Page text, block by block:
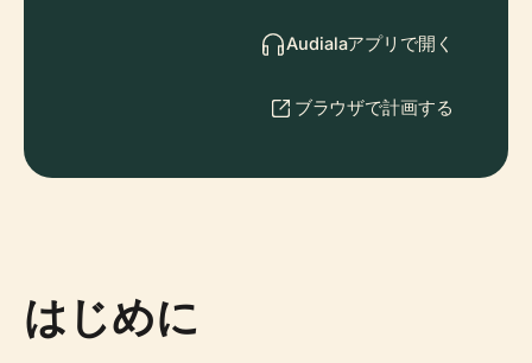
Audialaアプリで開く
ブラウザで計画する
はじめに